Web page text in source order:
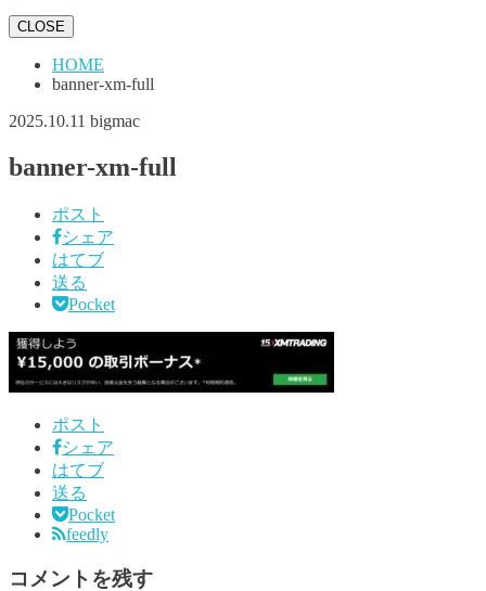
CLOSE
HOME
banner-xm-full
2025.10.11 bigmac
banner-xm-full
ポスト
シェア
はてブ
送る
Pocket
ポスト
シェア
はてブ
送る
Pocket
feedly
コメントを残す